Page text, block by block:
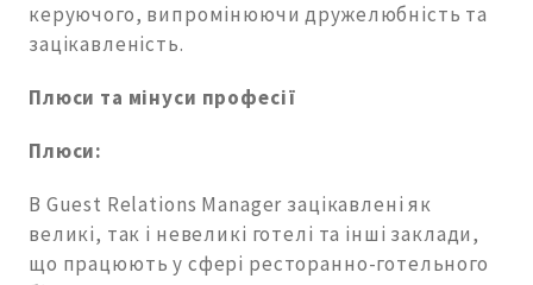
керуючого, випромінюючи дружелюбність та
зацікавленість.
Плюси та мінуси професії
Плюси:
В Guest Relations Manager зацікавлені як
великі, так і невеликі готелі та інші заклади,
що працюють у сфері ресторанно-готельного